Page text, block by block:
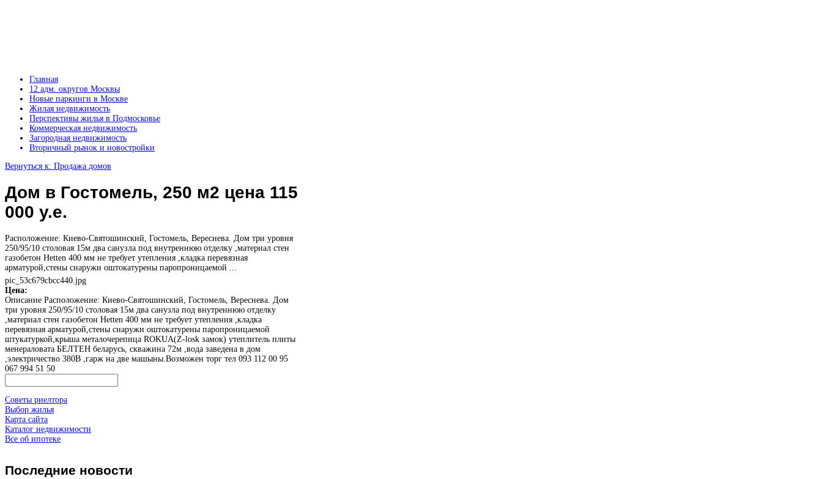
Главная
12 адм. округов Москвы
Новые паркинги в Москве
Жилая недвижимость
Перспективы жилья в Подмосковье
Коммерческая недвижимость
Загородная недвижимость
Вторичный рынок и новостройки
Вернуться к: Продажа домов
Дом в Гостомель, 250 м2 цена 115
000 у.е.
Расположение: Киево-Святошинский, Гостомель, Вереснева. Дом три уровня
250/95/10 столовая 15м два санузла под внутреннюю отделку ,материал стен
газобетон Hetten 400 мм не требует утепления ,кладка перевязная
арматурой,стены снаружи оштокатурены паропроницаемой ...
pic_53c679cbcc440.jpg
Цена:
Описание Расположение: Киево-Святошинский, Гостомель, Вереснева. Дом
три уровня 250/95/10 столовая 15м два санузла под внутреннюю отделку
,материал стен газобетон Hetten 400 мм не требует утепления ,кладка
перевязная арматурой,стены снаружи оштокатурены паропроницаемой
штукатуркой,крыша металочерепица ROKUA(Z-losk замок) утеплитель плиты
менераловата БЕЛТЕН беларусь, скважина 72м ,вода заведена в дом
,электричество 380В ,гарж на две машыны.Возможен торг тел 093 112 00 95
067 994 51 50
Советы риелтора
Выбор жилья
Карта сайта
Каталог недвижимости
Все об ипотеке
Последние новости